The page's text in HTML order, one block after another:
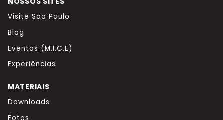
Visite São Paulo
Blog
Eventos (M.I.C.E)
Experiências
MATERIAIS
Downloads
Fotos